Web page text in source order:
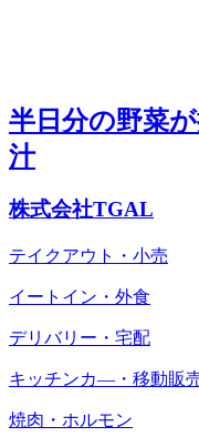
半日分の野菜
汁
株式会社TGAL
テイクアウト・小売
イートイン・外食
デリバリー・宅配
キッチンカ―・移動販
焼肉・ホルモン